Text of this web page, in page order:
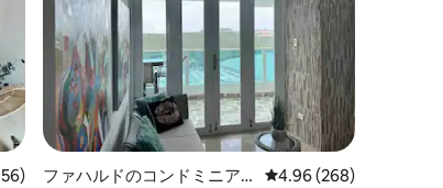
件、5つ星中4.99つ星の平均評価
ファハルドのコンドミニア
レビュー268件、5つ星
4.96 (268)